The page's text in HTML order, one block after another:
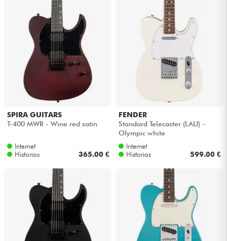
SPIRA GUITARS
T-400 MWR - Wine red satin
Internet
Historias
365.00 €
FENDER
Standard Telecaster (LAU) -
Olympic white
Internet
Historias
599.00 €